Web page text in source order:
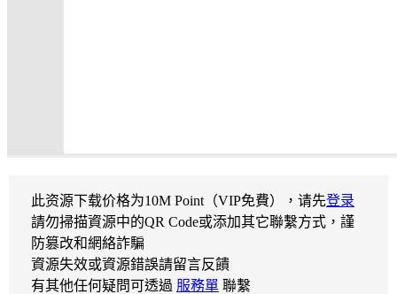
此资源下载价格为10M Point（VIP免費），请先登录
請勿掃描資源中的QR Code或添加其它聯繫方式，謹
防篡改和網絡詐騙
資源失效或資源錯誤請留言反饋
有其他任何疑問可透過 服務單 聯繫